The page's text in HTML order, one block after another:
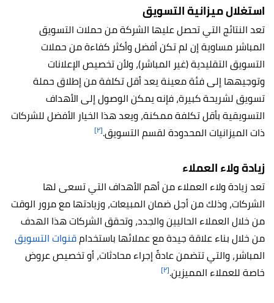
استغلال ميزانية التسويق
تعد النتائج التي تحصل عليها الشركة من حملات التسويق
المباشر مساوية إن لم تكن أفضل وأكثر كفاءة من حملات
التسويق التقليدية (غير المباشر)، ولأن تخصيص الإعلانات
وتوجيهها إلى فئة معينة يعد أقل تكلفة من إطلاق حملة
تسويق لشريحة كبيرة، فإنه يمكن الوصول إلى الأهداف
التسويقية بأقل تكلفة ممكنة، ويعد هذا الخيار الأفضل للشركات
ذات الميزانيات المحدودة لقسم التسويق.[٢]
زيادة ولاء العملاء
تعد زيادة ولاء العملاء من أهم الأهداف التي تسعى لها
الشركات، وذلك من أجل ضمان المبيعات، وزيادتها مع مرور الوقت
من خلال العملاء الحاليين والجدد، وتحقق الشركات هذا الهدف
من خلال بناء علاقة جيدة مع عملائها باستخدامقنوات التسويق
المباشر، والتي تتضمن عادةً إجراء محادثات، أو تخصيص عروض
خاصة للعملاء المميزين.[٢]